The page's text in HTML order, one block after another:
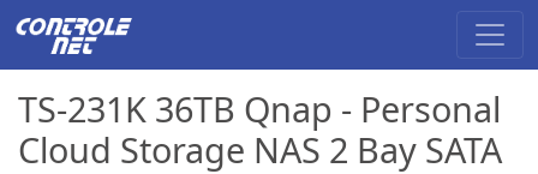
TS-231K 36TB Qnap - Personal
Cloud Storage NAS 2 Bay SATA